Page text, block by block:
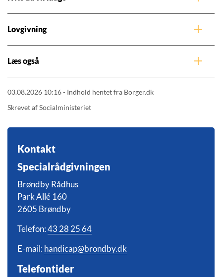
Lovgivning
Læs også
03.08.2026 10:16 - Indhold hentet fra Borger.dk
Skrevet af Socialministeriet
Kontakt
Specialrådgivningen
Brøndby Rådhus
Park Allé 160
2605 Brøndby
Telefon:43 28 25 64
E-mail: handicap@brondby.dk
Telefontider